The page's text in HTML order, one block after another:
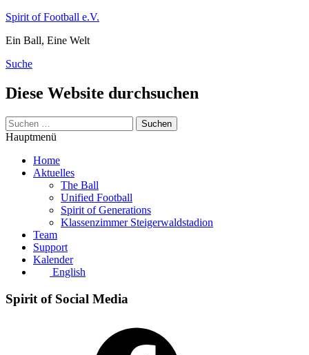
Zum
springen
Spirit of Football e.V.
Ein Ball, Eine Welt
Suche
Diese Website durchsuchen
Suchen
nach:
Hauptmenü
Home
Aktuelles
The Ball
Unified Football
Spirit of Generations
Klassenzimmer Steigerwaldstadion
Team
Support
Kalender
English
Spirit of Social Media